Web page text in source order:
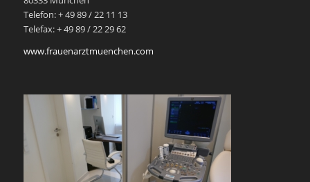
Telefon: + 49 89 / 22 11 13
Telefax: + 49 89 / 22 29 62
www.frauenarztmuenchen.com